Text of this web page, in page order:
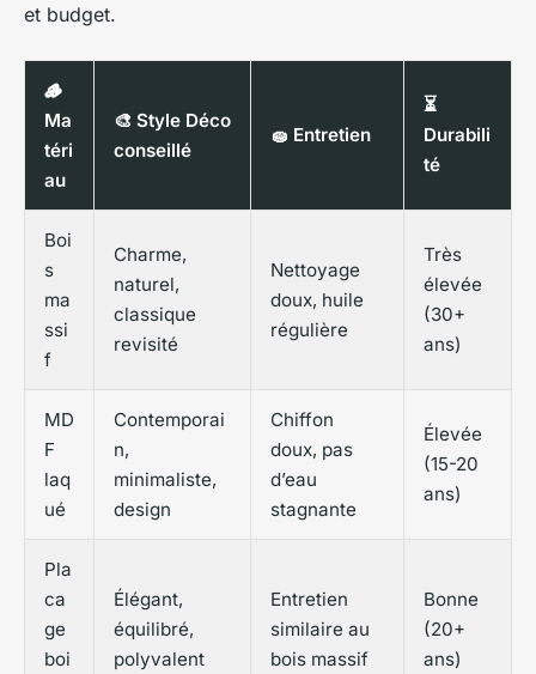
et budget.
🪵
Ma
téri
au
🎨 Style Déco
conseillé
🧽 Entretien
⏳
Durabili
té
Boi
s
ma
ssi
f
Charme,
naturel,
classique
revisité
Nettoyage
doux, huile
régulière
Très
élevée
(30+
ans)
MD
F
laq
ué
Contemporai
n,
minimaliste,
design
Chiffon
doux, pas
d’eau
stagnante
Élevée
(15-20
ans)
Pla
ca
ge
boi
Élégant,
équilibré,
polyvalent
Entretien
similaire au
bois massif
Bonne
(20+
ans)